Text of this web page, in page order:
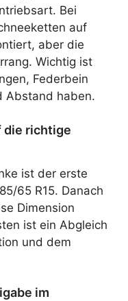
Bei
auf
aber die
Wichtig ist
Federbein
Abstand haben.
die richtige
ist der erste
65 R15. Danach
Dimension
ist ein Abgleich
und dem
im